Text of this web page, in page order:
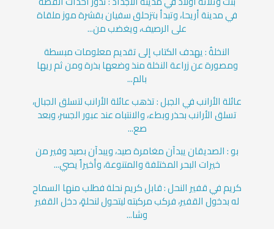
في مدينة أريحا، وتبدأ بتزحلق سفيان بقشرة موز ملقاة
على الرصيف، ويغضب من...
النخلةُ : يهدف الكتاب إلى تقديم معلومات مبسطة
ومصورة عن زراعة النخلة منذ وضعها بذرة ومن ثم ريها
بالم...
عائلة الأرانب في الجبل : تذهب عائلة الأرانب لتسلق الجبال،
تسلق الأرانب بحذر وبطء، والانتباه عند عبور الجسر، وبعد
صع...
بو : الصديقان يبدآن مغامرة صيد، ويبدآن بصيد وفير من
خيرات البحر المختلفة والمتنوعة، وأخيراً يصي...
كريم في قفير النحل : قابل كريم نحلة فطلب منها السماح
له بدخول القفير، فركب مركبته ليتحول لنحلةٍ، دخل القفير
وشا...